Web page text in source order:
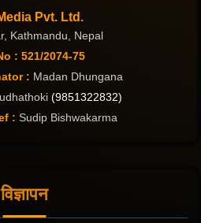
Pvt. Ltd.
Kathmandu, Nepal
: 521/2074-75
: Madan Dhungana
(9851322832)
: Sudip Bishwakarma
विज्ञापन